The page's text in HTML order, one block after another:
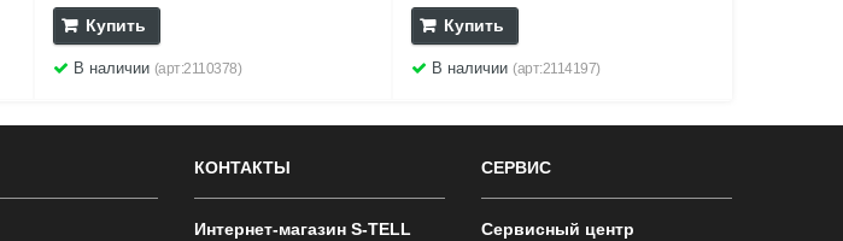
Купить
В наличии (арт:2110378)
Купить
В наличии(арт:2114197)
КОНТАКТЫ
Интернет-магазин S-TELL
СЕРВИС
Сервисный центр